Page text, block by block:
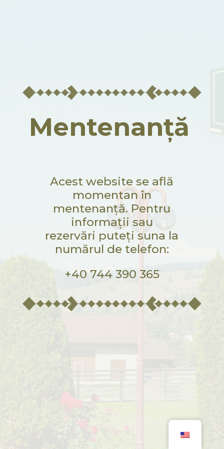
Mentenanță
Acest website se află
momentan în
mentenanță. Pentru
informații sau
rezervări puteți suna la
numărul de telefon:
+40 744 390 365